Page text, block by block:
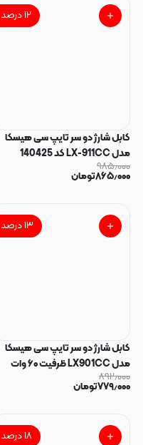
۱۲درصد
کابل شارژ دو سر تایپ سی هیسکا
مدل LX-911CC کد 140425
۹۸۵٫۰۰۰
۸۶۵٫۰۰۰تومان
۱۳درصد
کابل شارژ دو سر تایپ سی هیسکا
مدل LX901CC ظرفیت ۶۰ وات
طول ۱ متر کد 140422
۸۹۲٫۰۰۰
۷۷۹٫۰۰۰تومان
۱۸درصد